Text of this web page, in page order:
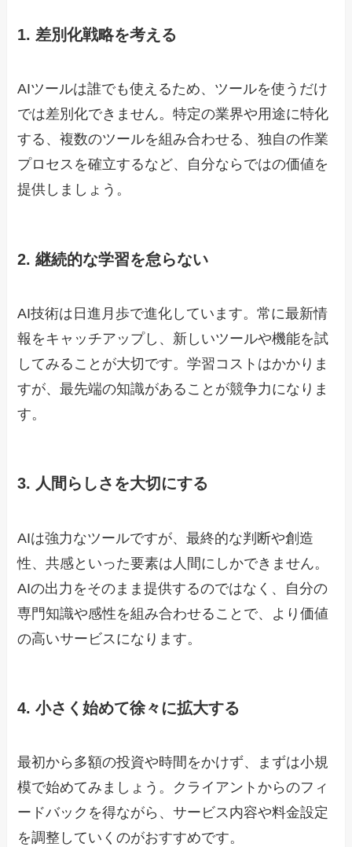
1. 差別化戦略を考える
AIツールは誰でも使えるため、ツールを使うだけ
では差別化できません。特定の業界や用途に特化
する、複数のツールを組み合わせる、独自の作業
プロセスを確立するなど、自分ならではの価値を
提供しましょう。
2. 継続的な学習を怠らない
AI技術は日進月歩で進化しています。常に最新情
報をキャッチアップし、新しいツールや機能を試
してみることが大切です。学習コストはかかりま
すが、最先端の知識があることが競争力になりま
す。
3. 人間らしさを大切にする
AIは強力なツールですが、最終的な判断や創造
性、共感といった要素は人間にしかできません。
AIの出力をそのまま提供するのではなく、自分の
専門知識や感性を組み合わせることで、より価値
の高いサービスになります。
4. 小さく始めて徐々に拡大する
最初から多額の投資や時間をかけず、まずは小規
模で始めてみましょう。クライアントからのフィ
ードバックを得ながら、サービス内容や料金設定
を調整していくのがおすすめです。